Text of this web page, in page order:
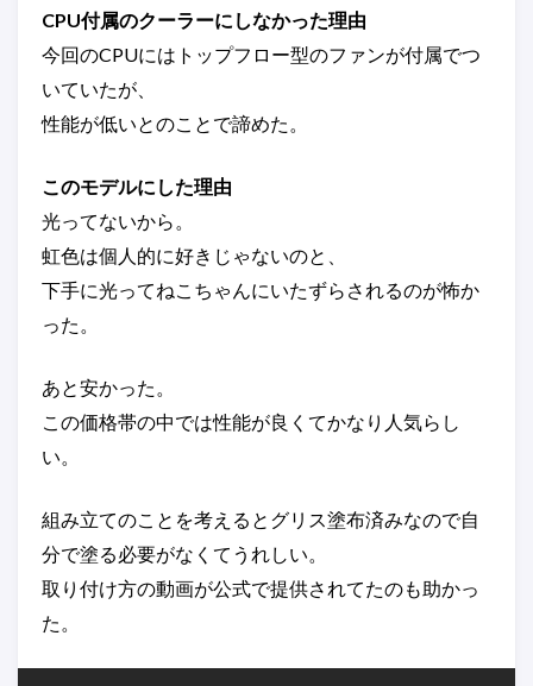
CPU付属のクーラーにしなかった理由
今回のCPUにはトップフロー型のファンが付属でつ
いていたが、
性能が低いとのことで諦めた。
このモデルにした理由
光ってないから。
虹色は個人的に好きじゃないのと、
下手に光ってねこちゃんにいたずらされるのが怖か
った。
あと安かった。
この価格帯の中では性能が良くてかなり人気らし
い。
組み立てのことを考えるとグリス塗布済みなので自
分で塗る必要がなくてうれしい。
取り付け方の動画が公式で提供されてたのも助かっ
た。